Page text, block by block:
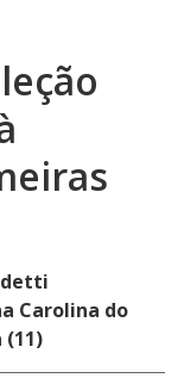
Carolina do